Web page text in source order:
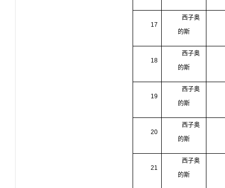
17
西子奥
的斯
18
西子奥
的斯
19
西子奥
的斯
20
西子奥
的斯
21
西子奥
的斯